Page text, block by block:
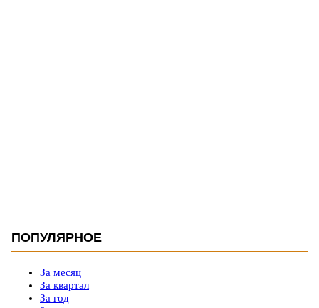
ПОПУЛЯРНОЕ
За месяц
За квартал
За год